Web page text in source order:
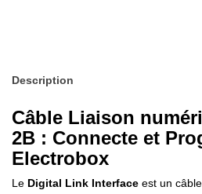
Description
Câble Liaison
2B : Connecte et
Electrobox
Le Digital Link Interface est un